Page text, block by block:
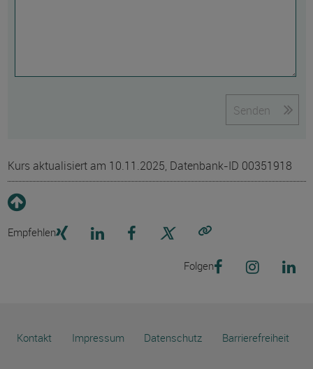
Senden
Kurs aktualisiert am 10.11.2025, Datenbank-ID 00351918
Empfehlen
Folgen
Kontakt Impressum Datenschutz Barrierefreiheit